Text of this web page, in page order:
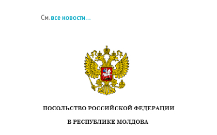
См.все новости...